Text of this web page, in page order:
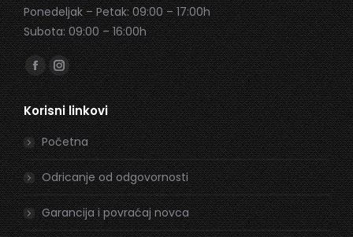
Ponedeljak – Petak: 09:00 – 17:00h
Subota: 09:00 – 16:00h
Find us on:
Facebook
page
opens
in
new
window
Instagram
page
opens
in
new
window
Korisni linkovi
Početna
Odricanje od odgovornosti
Garancija i povraćaj novca